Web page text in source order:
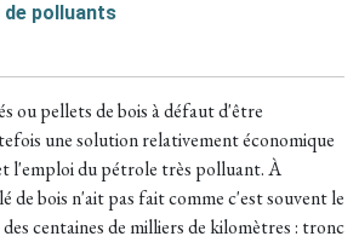
polluants
ou pellets de bois à défaut d'être
une solution relativement économique
l'emploi du pétrole très polluant. À
de bois n'ait pas fait comme c'est souvent le
des centaines de milliers de kilomètres : tronc